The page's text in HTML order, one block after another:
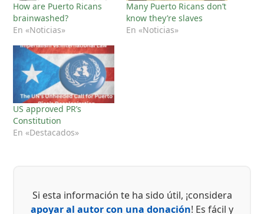
How are Puerto Ricans
brainwashed?
En «Noticias»
Many Puerto Ricans don’t
know they’re slaves
En «Noticias»
US approved PR’s
Constitution
En «Destacados»
Si esta información te ha sido útil, ¡considera
apoyar al autor con una donación! Es fácil y